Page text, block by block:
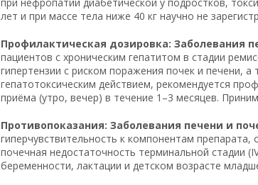
лет и при массе тела ниже 40 кг научно не
Профилактическая дозировка: Заболевания
пациентов с хроническим гепатитом в стадии
гипертензии с риском поражения почек и печени,
гепатотоксическим действием, рекомендуется
приёма (утро, вечер) в течение 1–3 месяцев.
Противопоказания: Заболевания печени и
гиперчувствительность к компонентам
почечная недостаточность терминальной стадии
беременности, лактации и детском возрасте